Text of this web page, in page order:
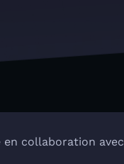
en collaboration avec